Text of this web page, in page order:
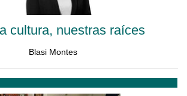
cultura, nuestras raíces
Blasi Montes